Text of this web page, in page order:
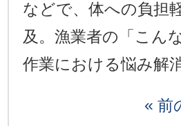
などで、体への負担
及。漁業者の「こん
作業における悩み解
« 前